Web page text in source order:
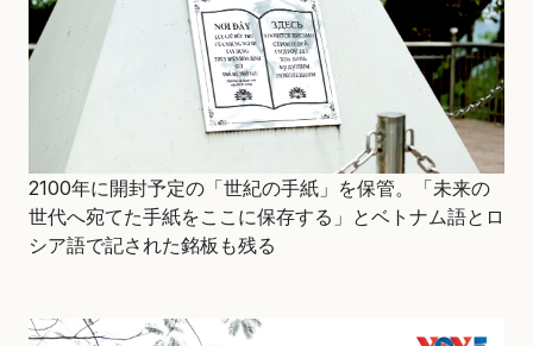
2100年に開封予定の「世紀の手紙」を保管。「未来の
世代へ宛てた手紙をここに保存する」とベトナム語とロ
シア語で記された銘板も残る